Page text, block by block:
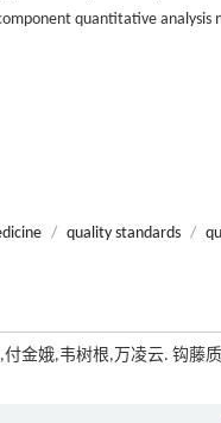
quantitative
/ quality standards /
金娥,韦树根,万凌云. 钩藤